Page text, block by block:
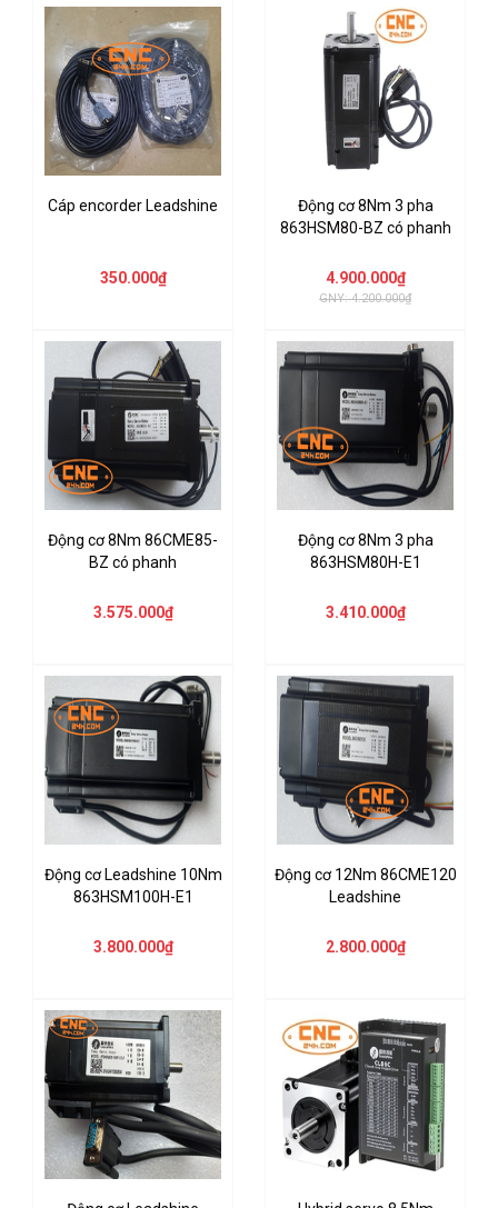
Cáp encorder Leadshine
350.000₫
Động cơ 8Nm 3 pha
863HSM80-BZ có phanh
4.900.000₫
GNY: 4.200.000₫
Động cơ 8Nm 86CME85-
BZ có phanh
3.575.000₫
Động cơ 8Nm 3 pha
863HSM80H-E1
3.410.000₫
Động cơ Leadshine 10Nm
863HSM100H-E1
3.800.000₫
Động cơ 12Nm 86CME120
Leadshine
2.800.000₫